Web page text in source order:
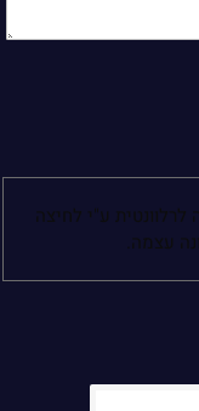
ע"י לחיצה
עצמה.